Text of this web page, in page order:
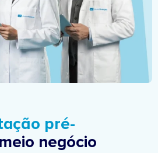
pré-
negócio